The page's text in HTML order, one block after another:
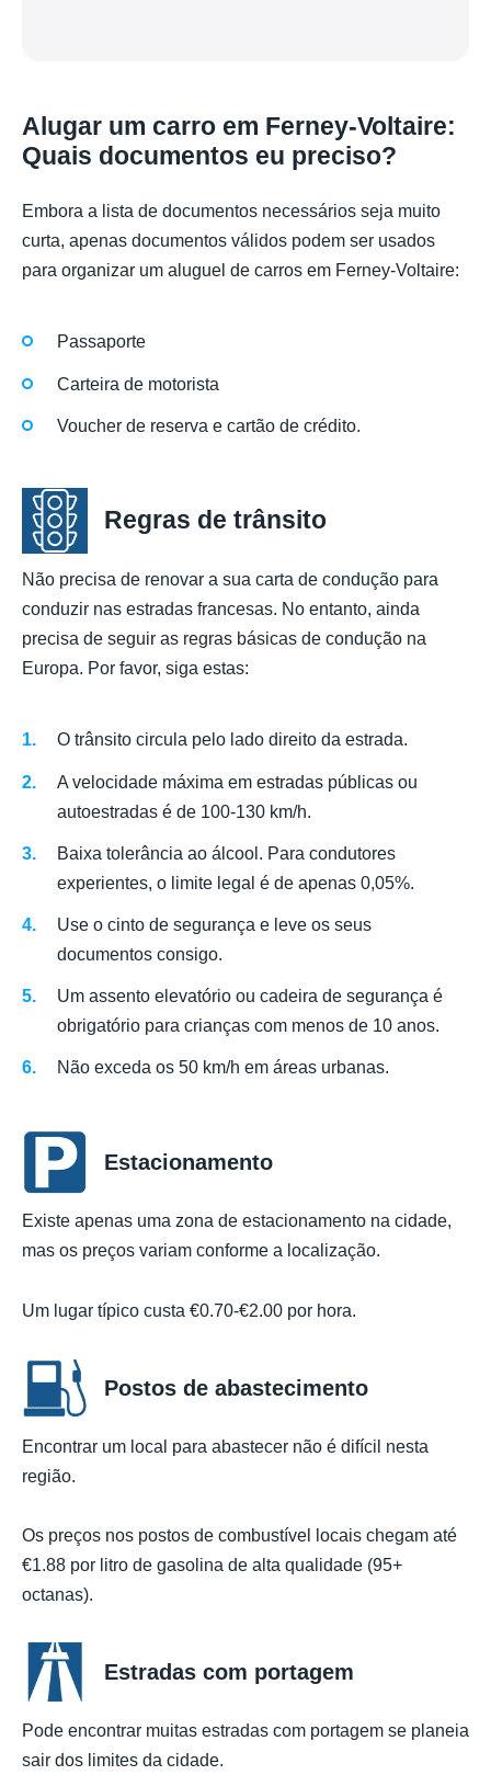
Alugar um carro em Ferney-Voltaire:
Quais documentos eu preciso?
Embora a lista de documentos necessários seja muito
curta, apenas documentos válidos podem ser usados
para organizar um aluguel de carros em Ferney-Voltaire:
Passaporte
Carteira de motorista
Voucher de reserva e cartão de crédito.
Regras de trânsito
Não precisa de renovar a sua carta de condução para
conduzir nas estradas francesas. No entanto, ainda
precisa de seguir as regras básicas de condução na
Europa. Por favor, siga estas:
O trânsito circula pelo lado direito da estrada.
A velocidade máxima em estradas públicas ou
autoestradas é de 100-130 km/h.
Baixa tolerância ao álcool. Para condutores
experientes, o limite legal é de apenas 0,05%.
Use o cinto de segurança e leve os seus
documentos consigo.
Um assento elevatório ou cadeira de segurança é
obrigatório para crianças com menos de 10 anos.
Não exceda os 50 km/h em áreas urbanas.
Estacionamento
Existe apenas uma zona de estacionamento na cidade,
mas os preços variam conforme a localização.
Um lugar típico custa €0.70-€2.00 por hora.
Postos de abastecimento
Encontrar um local para abastecer não é difícil nesta
região.
Os preços nos postos de combustível locais chegam até
€1.88 por litro de gasolina de alta qualidade (95+
octanas).
Estradas com portagem
Pode encontrar muitas estradas com portagem se planeia
sair dos limites da cidade.